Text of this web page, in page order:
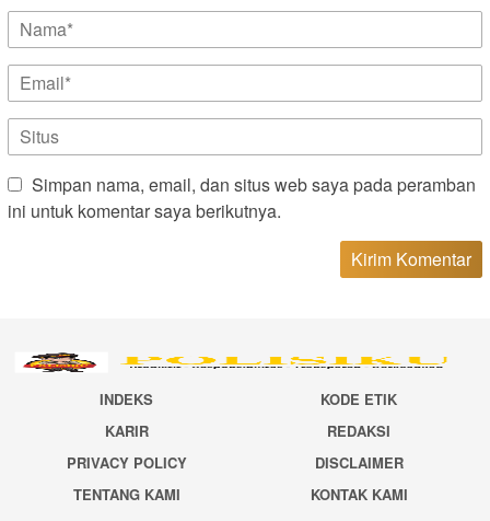
Simpan nama, email, dan situs web saya pada peramban
ini untuk komentar saya berikutnya.
INDEKS
KODE ETIK
KARIR
REDAKSI
PRIVACY POLICY
DISCLAIMER
TENTANG KAMI
KONTAK KAMI